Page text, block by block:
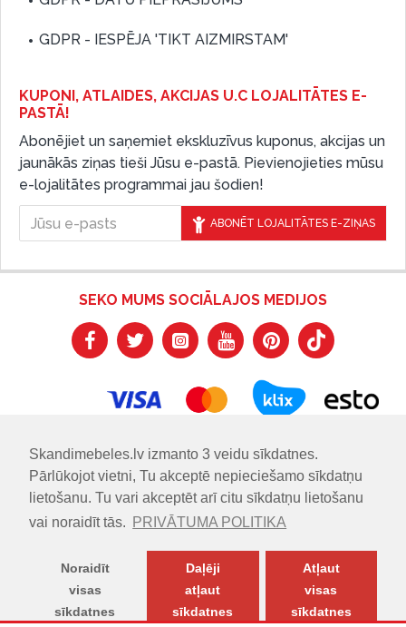
Skandimebeles.lv izmanto 3 veidu sīkdatnes.
Pārlūkojot vietni, Tu akceptē nepieciešamo sīkdatņu
lietošanu. Tu vari akceptēt arī citu sīkdatņu lietošanu
vai noraidīt tās.
PRIVĀTUMA POLITIKA
Noraidīt
visas
sīkdatnes
Daļēji
atļaut
sīkdatnes
Atļaut
visas
sīkdatnes
GDPR - IESPĒJA 'TIKT AIZMIRSTAM'
KUPONI, ATLAIDES, AKCIJAS U.C LOJALITĀTES E-
PASTĀ!
Abonējiet un saņemiet ekskluzīvus kuponus, akcijas un
jaunākās ziņas tieši Jūsu e-pastā. Pievienojieties mūsu
e-lojalitātes programmai jau šodien!
ABONĒT LOJALITĀTES E-ZIŅAS
SEKO MUMS SOCIĀLAJOS MEDIJOS